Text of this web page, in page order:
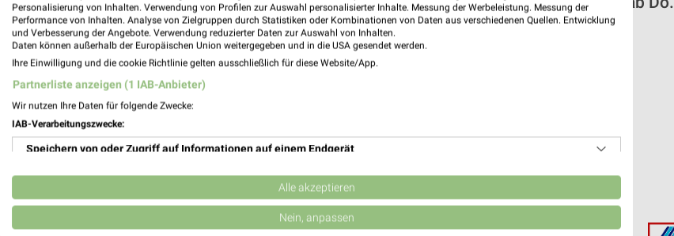
den 29.01.
ALDI Talk
Gültig von 29. Jan. bis 01. Sep.
PROSPEKT BLÄTTERN
Personalisierung von Inhalten. Verwendung von Profilen zur Auswahl personalisierter Inhalte. Messung der Werbeleistung. Messung der
Performance von Inhalten. Analyse von Zielgruppen durch Statistiken oder Kombinationen von Daten aus verschiedenen Quellen. Entwicklung
und Verbesserung der Angebote. Verwendung reduzierter Daten zur Auswahl von Inhalten.
Daten können außerhalb der Europäischen Union weitergegeben und in die USA gesendet werden.
Ihre Einwilligung und die cookie Richtlinie gelten ausschließlich für diese Website/App.
Partnerliste anzeigen (1 IAB-Anbieter)
Wir nutzen Ihre Daten für folgende Zwecke:
IAB-Verarbeitungszwecke:
Speichern von oder Zugriff auf Informationen auf einem Endgerät
Verwendung reduzierter Daten zur Auswahl von Werbeanzeigen
Erstellung von Profilen für personalisierte Werbung
Alle akzeptieren
Nein, anpassen